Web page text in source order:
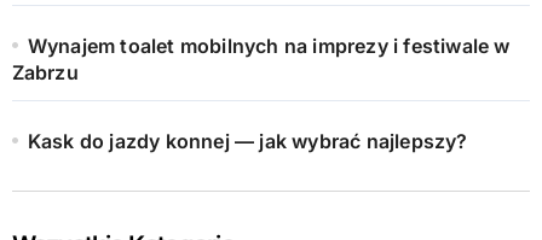
Wynajem toalet mobilnych na imprezy i festiwale w
Zabrzu
Kask do jazdy konnej — jak wybrać najlepszy?